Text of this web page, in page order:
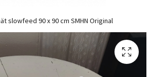
slowfeed 90 x 90 cm SMHN Original